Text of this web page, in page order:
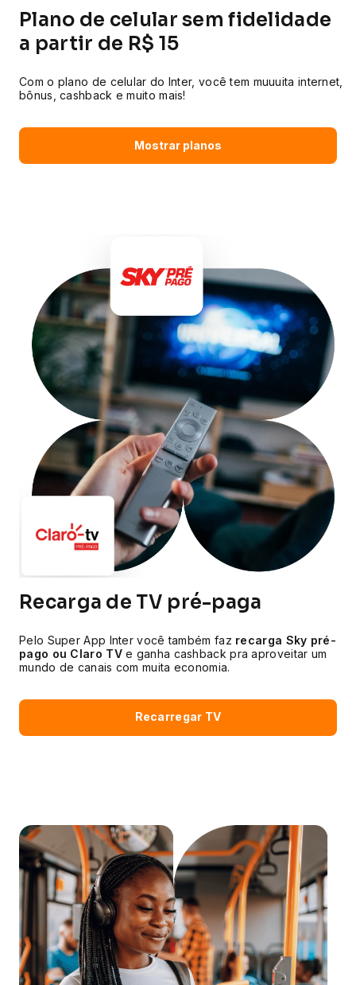
Plano de celular sem fidelidade
a partir de R$ 15
Com o plano de celular do Inter, você tem muuuita internet,
bônus, cashback e muito mais!
Mostrar planos
Recarga de TV pré-paga
Pelo Super App Inter você também faz recarga Sky pré-
pago ou Claro TVe ganha cashback pra aproveitar um
mundo de canais com muita economia.
Recarregar TV